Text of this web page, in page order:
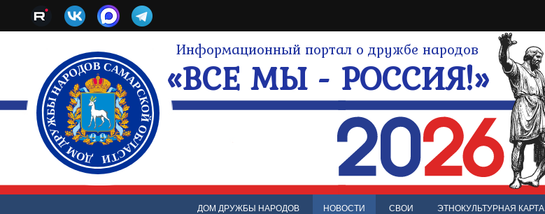
Информационный портал о дружбе народов
«ВСЕ МЫ - РОССИЯ!»
ДОМ ДРУЖБЫ НАРОДОВ НОВОСТИ СВОИ ЭТНОКУЛЬТУРНАЯ КАРТА